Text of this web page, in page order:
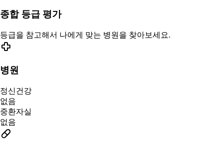
종합 등급 평가
등급을 참고해서 나에게 맞는 병원을 찾아보세요.
병원
정신건강
없음
중환자실
없음